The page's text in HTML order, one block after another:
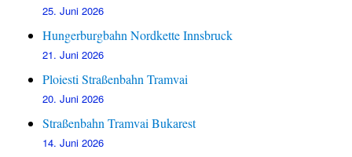
25. Juni 2026
Hungerburgbahn Nordkette Innsbruck
21. Juni 2026
Ploiesti Straßenbahn Tramvai
20. Juni 2026
Straßenbahn Tramvai Bukarest
14. Juni 2026